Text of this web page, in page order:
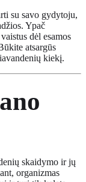
su savo gydytoju,
Ypač
dėl esamos
atsargūs
kiekį.
skaidymo ir jų
organizmas